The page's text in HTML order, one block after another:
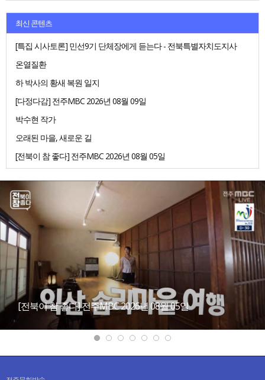
최신 콘텐츠
[특집 시사토론] 민선9기 단체장에게 듣는다 - 전북특별자치도지사
온열질환
하 박사의 황새 복원 일지
[다정다감] 전주MBC 2026년 08월 09일
박수현 작가
오래된 마을, 새로운 길
[전북이 참 좋다] 전주MBC 2026년 08월 05일
[전북이 참 좋다] 전주MBC 2026년 08월 05일